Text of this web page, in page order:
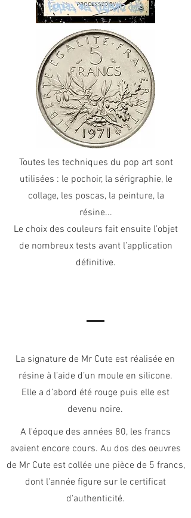
Toutes les techniques du pop art sont
utilisées : le pochoir, la sérigraphie, le
collage, les poscas, la peinture, la
résine...
Le choix des couleurs fait ensuite l’objet
de nombreux tests avant l’application
définitive.
La signature de Mr Cute est réalisée en
résine à l’aide d’un moule en silicone.
Elle a d’abord été rouge puis elle est
devenu noire.
A l'époque des années 80, les francs
avaient encore cours. Au dos des oeuvres
de Mr Cute est collée une pièce de 5 francs,
dont l'année figure sur le certificat
d'authenticité.